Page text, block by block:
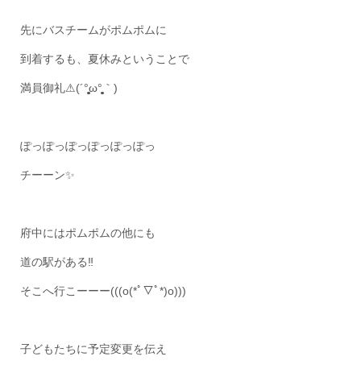
先にバスチームがポムポムに
到着するも、夏休みということで
満員御礼⚠(´°̥̥̥̥̥̥̥̥ω°̥̥̥̥̥̥̥̥｀)
ぽっぽっぽっぽっぽっぽっ
チーーン‍✨
府中にはポムポムの他にも
道の駅がある‼
そこへ行こーーー‍(((o(*ﾟ▽ﾟ*)o)))
子どもたちに予定変更を伝え